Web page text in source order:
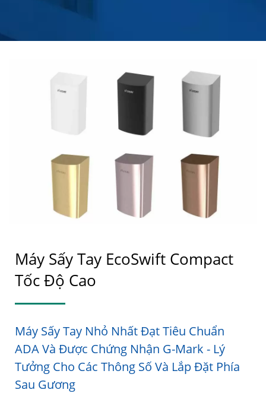
Máy Sấy Tay EcoSwift Compact
Tốc Độ Cao
Máy Sấy Tay Nhỏ Nhất Đạt Tiêu Chuẩn
ADA Và Được Chứng Nhận G-Mark - Lý
Tưởng Cho Các Thông Số Và Lắp Đặt Phía
Sau Gương